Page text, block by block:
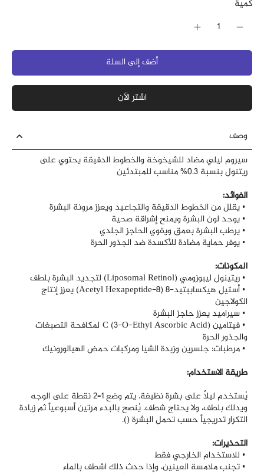
كمية
أضف إلى السلة
اشتر الآن
وصف
سيروم ليلي مضاد للشيخوخة والخطوط الدقيقة يحتوي على
ريتنول بنسبة 0.3% مناسب للمبتدئين
الفوائد:
• يقلل من الخطوط الدقيقة والتجاعيد ويعزز مرونة البشرة
• يوحد لون البشرة ويمنح إشراقة صحية
• يرطب البشرة بعمق ويقوي الحاجز الجلدي
• يوفر حماية مضادة للأكسدة ضد الجذور الحرة
المكونات:
• ريتينول ليبوزومي (Liposomal Retinol) لتجديد البشرة بلطف
• أستيل هيكساببتيد-8 (Acetyl Hexapeptide-8) يعزز إنتاج
الكولاجين
• سيراميد يعزز حاجز البشرة
• فيتامين C (3-O-Ethyl Ascorbic Acid) لمكافحة التصبغات
والجذور الحرة
• مرطبات: جلسرين وزبدة الشيا ومركبات حمض الهيالورونيك
طريقة الاستخدام:
يُستخدم ليلاً على بشرة نظيفة. يتم وضع 1–2 نقطة على الوجه
ويدلك بلطف، ولا يحتاج شطف. يُنصح بالبدء مرتين أسبوعياً ثم زيادة
التكرار تدريجياً حسب تحمل البشرة ().
التحذيرات:
• للاستخدام الخارجي فقط
• تجنب ملامسة العينين، وإذا حدث ذلك اشطف بالماء